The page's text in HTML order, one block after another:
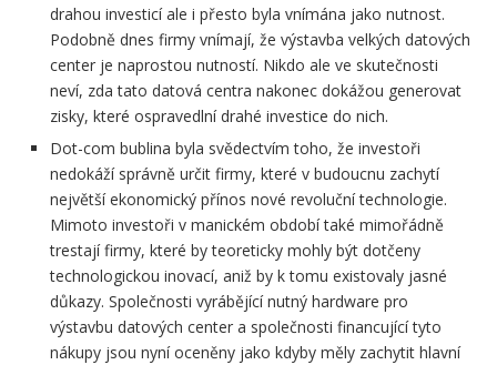
drahou investicí ale i přesto byla vnímána jako nutnost.
Podobně dnes firmy vnímají, že výstavba velkých datových
center je naprostou nutností. Nikdo ale ve skutečnosti
neví, zda tato datová centra nakonec dokážou generovat
zisky, které ospravedlní drahé investice do nich.
Dot-com bublina byla svědectvím toho, že investoři
nedokáží správně určit firmy, které v budoucnu zachytí
největší ekonomický přínos nové revoluční technologie.
Mimoto investoři v manickém období také mimořádně
trestají firmy, které by teoreticky mohly být dotčeny
technologickou inovací, aniž by k tomu existovaly jasné
důkazy. Společnosti vyrábějící nutný hardware pro
výstavbu datových center a společnosti financující tyto
nákupy jsou nyní oceněny jako kdyby měly zachytit hlavní